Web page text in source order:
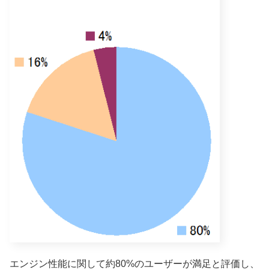
エンジン性能に関して約80%のユーザーが満足と評価し、